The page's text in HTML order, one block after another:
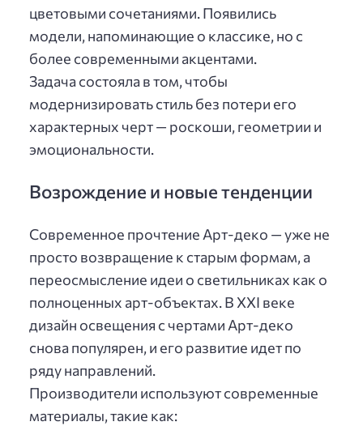
цветовыми сочетаниями. Появились
модели, напоминающие о классике, но с
более современными акцентами.
Задача состояла в том, чтобы
модернизировать стиль без потери его
характерных черт — роскоши, геометрии и
эмоциональности.
Возрождение и новые тенденции
Современное прочтение Арт-деко — уже не
просто возвращение к старым формам, а
переосмысление идеи о светильниках как о
полноценных арт-объектах. В XXI веке
дизайн освещения с чертами Арт-деко
снова популярен, и его развитие идет по
ряду направлений.
Производители используют современные
материалы, такие как: